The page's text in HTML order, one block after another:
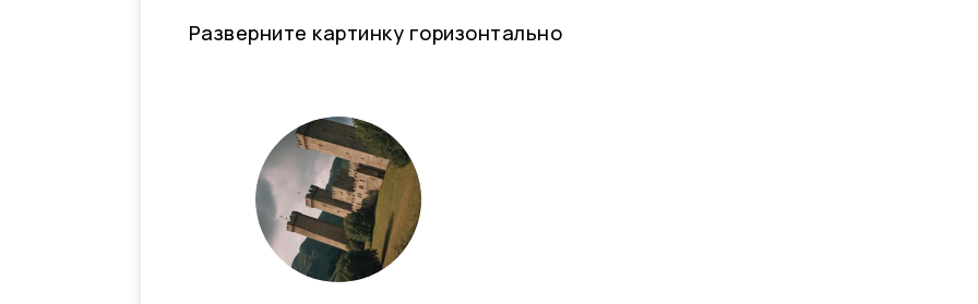
Разверните картинку горизонтально